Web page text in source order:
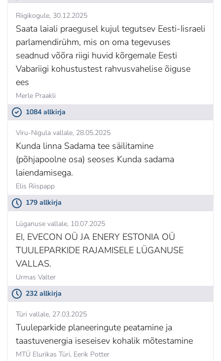
Riigikogule 30.12.2025
Saata laiali praegusel kujul tegutsev Eesti-Iisraeli
parlamendirühm, mis on oma tegevuses
seadnud võõra riigi huvid kõrgemale Eesti
Vabariigi kohustustest rahvusvahelise õiguse
ees
Merle Praakli
1084 allkirja
Viru-Nigula vallale 28.05.2025
Kunda linna Sadama tee säilitamine
(põhjapoolne osa) seoses Kunda sadama
laiendamisega.
Elis Riispapp
179 allkirja
Lüganuse vallale 10.07.2025
EI, EVECON OÜ JA ENERY ESTONIA OÜ
TUULEPARKIDE RAJAMISELE LÜGANUSE
VALLAS.
Urmas Valter
232 allkirja
Türi vallale 27.03.2025
Tuuleparkide planeeringute peatamine ja
taastuvenergia iseseisev kohalik mõtestamine
MTÜ Elurikas Türi, Eerik Potter